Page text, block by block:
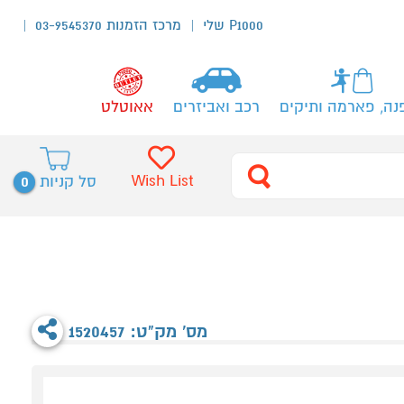
P1000 שלי מרכז הזמנות 03-9545370
פארמה ותיקים רכב ואביזרים אאוטלט
סל קניות 0 Wish List
מס' מק"ט: 1520457